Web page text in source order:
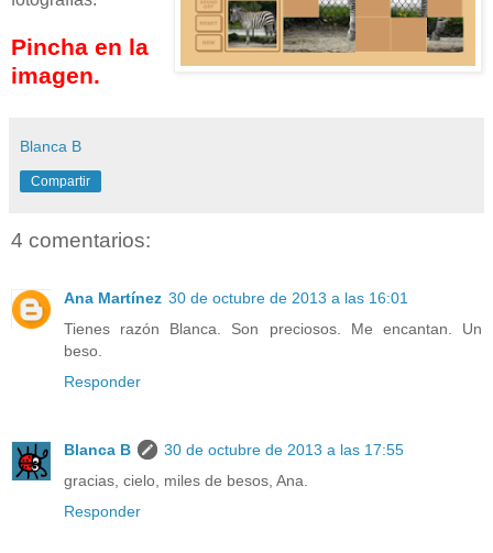
Pincha en la
imagen.
Blanca B
Compartir
4 comentarios:
Ana Martínez 30 de octubre de 2013 a las 16:01
Tienes razón Blanca. Son preciosos. Me encantan. Un
beso.
Responder
Blanca B
30 de octubre de 2013 a las 17:55
gracias, cielo, miles de besos, Ana.
Responder